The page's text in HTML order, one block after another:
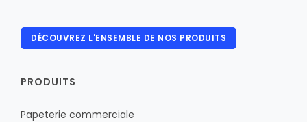
DÉCOUVREZ L'ENSEMBLE DE NOS PRODUITS
PRODUITS
Papeterie commerciale